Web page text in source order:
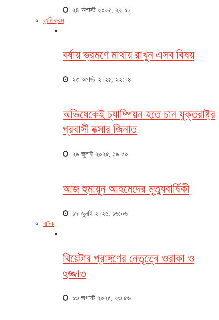
২৪ অগাস্ট ২০২৫, ২২:১৮
ব্যতিক্রম
বর্ষায় ভ্রমণে মাথায় রাখুন এসব বিষয়
২৩ অগাস্ট ২০২৫, ২২:০৪
অভিষেকেই চ্যাম্পিয়ন হতে চান যুক্তরাষ্ট্র
প্রবাসী বক্সার জিনাত
২৯ জুলাই ২০২৫, ১৯:৫০
আজ হুমায়ূন আহমেদের মৃত্যুবার্ষিকী
১৯ জুলাই ২০২৫, ১৬:০৬
নাটক
থিয়েটার প্রাঙ্গণের নেতৃত্বে ওরাকা ও
হুজ্জাত
১৩ অগাস্ট ২০২৫, ২৩:৫৬